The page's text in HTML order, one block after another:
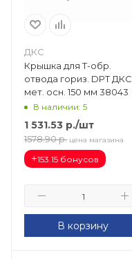
ДКС
Крышка для Т-обр.
отвода гориз. DPT ДКС
мет. осн. 150 мм 38043
В наличии: 5
1 531.53 р./шт
1578.90 р. цена магазина
+153.15 бонусов
В корзину